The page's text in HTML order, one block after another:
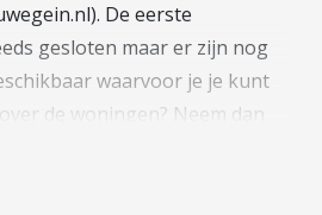
De eerste
gesloten maar er zijn nog
waarvoor je je kunt
de woningen? Neem dan
de verkopend makelaars